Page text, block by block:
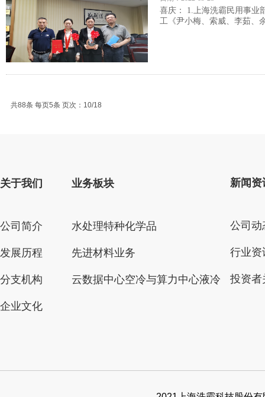
喜庆： 1.上海洗霸民用事业
工《尹小梅、索威、李茹、
共88条 每页5条 页次：10/18
业务板块
水处理特种化学品
先进材料业务
云数据中心空冷与算力中心液冷
新闻资
公司动
行业资
投资者
关于我们
公司简介
发展历程
分支机构
企业文化